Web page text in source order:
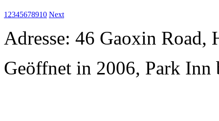
1 2345678910 Next
Adresse: 46 Gaoxin Road,
Geöffnet in 2006, Park